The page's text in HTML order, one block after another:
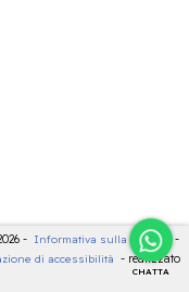
CHATTA
- Informativa sulla privacy
-
di accessibilità - realizzato